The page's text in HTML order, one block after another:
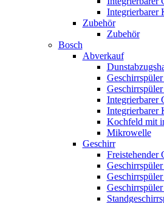
Integrierbarer
Zubehör
Zubehör
Bosch
Abverkauf
Integrierbarer
Integrierbarer
Kochfeld mit
Mikrowelle
Geschirr
Freistehender